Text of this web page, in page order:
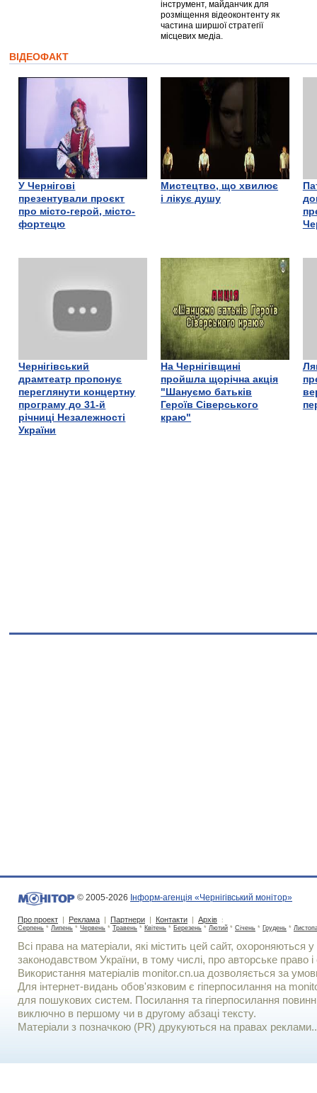
інструмент, майданчик для
розміщення відеоконтенту як
частина ширшої стратегії
місцевих медіа.
ВІДЕОФАКТ
У Чернігові
презентували проєкт
про місто-герой, місто-
фортецю
Мистецтво, що хвилює
і лікує душу
Чернігівський
драмтеатр пропонує
переглянути концертну
програму до 31-й
річниці Незалежності
України
На Чернігівщині
пройшла щорічна акція
"Шануємо батьків
Героїв Сіверського
краю"
© 2005-2026 Інформ-агенція «Чернігівський монітор»
Про проект | Реклама | Партнери | Контакти | Архів :
Серпень * Липень * Червень * Травень * Квітень * Березень * Лютий * Січень * Грудень *
Всі права на матеріали, які містить цей сайт, охороняються у
законодавством України, в тому числі, про авторське право і
Використання матерiалiв monitor.cn.ua дозволяється за
Для iнтернет-видань обов'язковим є гiперпосилання на
для пошукових систем. Посилання та гіперпосилання
виключно в першому чи в другому абзаці тексту.
Матеріали з позначкою (PR) друкуються на правах реклами..